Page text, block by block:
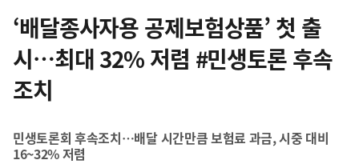
텐
영
역
‘배달종사자용 공제보험상품’ 첫 출
시…최대 32% 저렴 #민생토론 후속
조치
민생토론회 후속조치…배달 시간만큼 보험료 과금, 시중 대비
16~32% 저렴